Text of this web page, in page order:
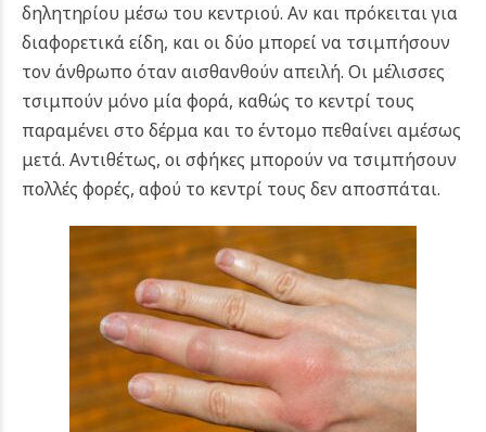
δηλητηρίου μέσω του κεντριού. Αν και πρόκειται για
διαφορετικά είδη, και οι δύο μπορεί να τσιμπήσουν
τον άνθρωπο όταν αισθανθούν απειλή. Οι μέλισσες
τσιμπούν μόνο μία φορά, καθώς το κεντρί τους
παραμένει στο δέρμα και το έντομο πεθαίνει αμέσως
μετά. Αντιθέτως, οι σφήκες μπορούν να τσιμπήσουν
πολλές φορές, αφού το κεντρί τους δεν αποσπάται.